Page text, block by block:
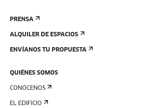
PRENSA
ALQUILER DE ESPACIOS
ENVÍANOS TU PROPUESTA
QUIÉNES SOMOS
CONÓCENOS
EL EDIFICIO